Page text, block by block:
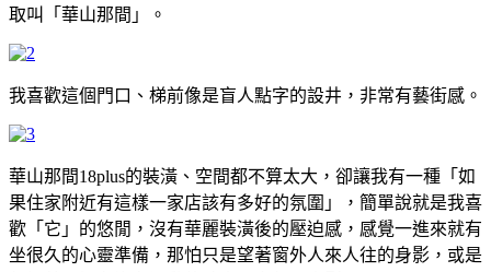
取叫「華山那間」。
我喜歡這個門口、梯前像是盲人點字的設井，非常有藝街感。
華山那間18plus的裝潢、空間都不算太大，卻讓我有一種「如
果住家附近有這樣一家店該有多好的氛圍」，簡單說就是我喜
歡「它」的悠閒，沒有華麗裝潢後的壓迫感，感覺一進來就有
坐很久的心靈準備，那怕只是望著窗外人來人往的身影，或是